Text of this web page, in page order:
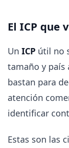
El ICP que
Un ICP útil no
tamaño y país
bastan para
atención
identificar
Estas son las